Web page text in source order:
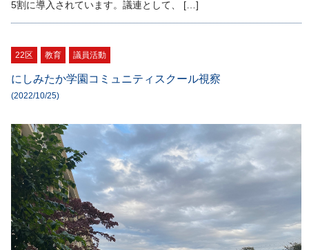
5割に導入されています。議連として、 […]
22区 教育 議員活動
にしみたか学園コミュニティスクール視察
(2022/10/25)